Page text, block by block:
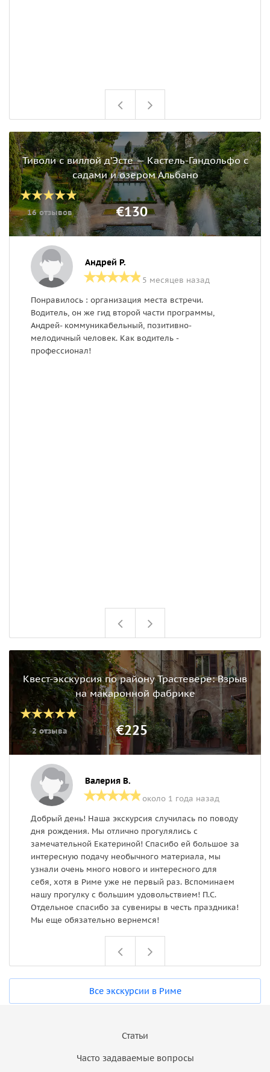
Тиволи с виллой д’Эсте — Кастель-Гандольфо с
садами и озером Альбано
16 отзывов €130
Андрей Р.
5 месяцев назад
Понравилось : организация места встречи.
Водитель, он же гид второй части программы,
Андрей- коммуникабельный, позитивно-
мелодичный человек. Как водитель -
профессионал!
Квест-экскурсия по району Трастевере: Взрыв
на макаронной фабрике
2 отзыва €225
Валерия В.
около 1 года назад
Добрый день! Наша экскурсия случилась по поводу
дня рождения. Мы отлично прогулялись с
замечательной Екатериной! Спасибо ей большое за
интересную подачу необычного материала, мы
узнали очень много нового и интересного для
себя, хотя в Риме уже не первый раз. Вспоминаем
нашу прогулку с большим удовольствием! П.С.
Отдельное спасибо за сувениры в честь праздника!
Мы еще обязательно вернемся!
Все экскурсии в Риме
Статьи
Часто задаваемые вопросы